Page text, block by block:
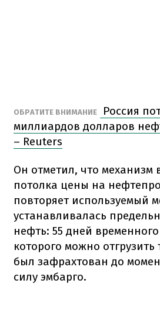
ОБРАТИТЕ ВНИМАНИЕ
Россия
миллиардов долларов
– Reuters
Он отметил, что механизм
потолка цены на
повторяет используемый
устанавливалась
нефть: 55 дней
которого можно
был зафрахтован до
силу эмбарго.